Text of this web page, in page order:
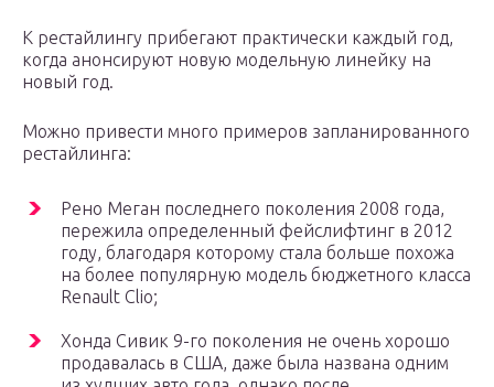
К рестайлингу прибегают практически каждый год,
когда анонсируют новую модельную линейку на
новый год.
Можно привести много примеров запланированного
рестайлинга:
Рено Меган последнего поколения 2008 года,
пережила определенный фейслифтинг в 2012
году, благодаря которому стала больше похожа
на более популярную модель бюджетного класса
Renault Clio;
Хонда Сивик 9-го поколения не очень хорошо
продавалась в США, даже была названа одним